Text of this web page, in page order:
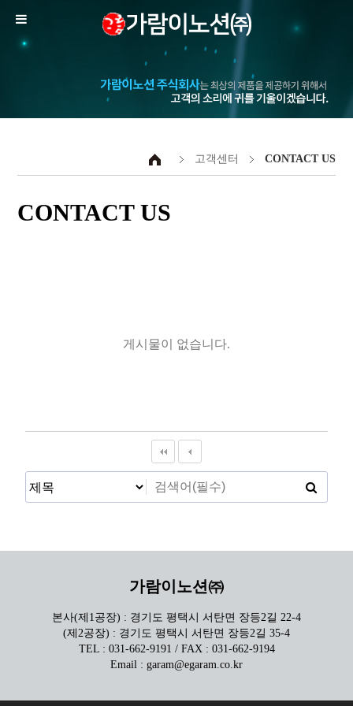
고객센터 CONTACT US
CONTACT US
게시물이 없습니다.
가람이노션㈜
본사(제1공장) : 경기도 평택시 서탄면 장등2길 22-4
(제2공장) : 경기도 평택시 서탄면 장등2길 35-4
TEL : 031-662-9191 / FAX : 031-662-9194
Email : garam@egaram.co.kr